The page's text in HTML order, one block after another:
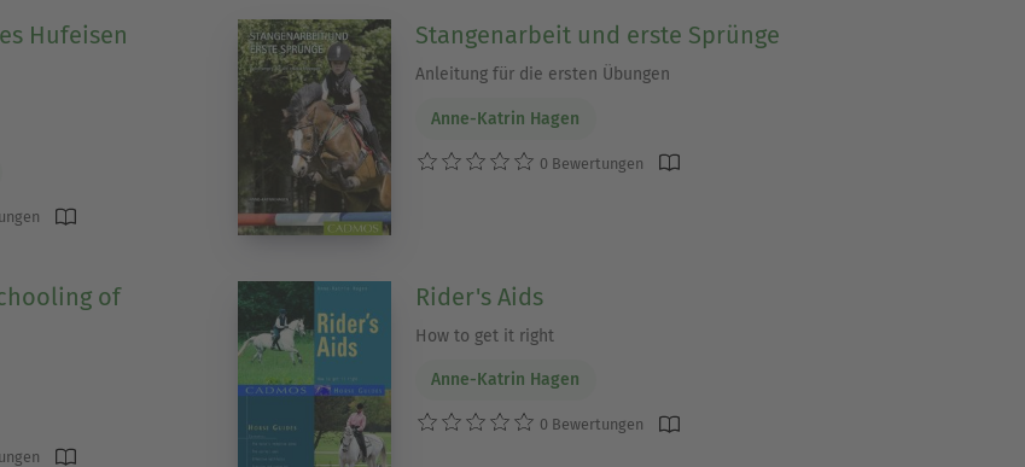
Hufeisen Stangenarbeit und erste Sprünge
Anleitung für die ersten Übungen
Anne-Katrin Hagen
0 Bewertungen
of
Rider's Aids
How to get it right
Anne-Katrin Hagen
0 Bewertungen